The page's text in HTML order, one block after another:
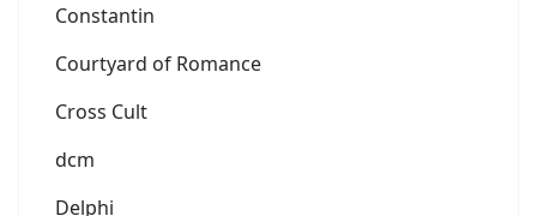
Constantin
Courtyard of Romance
Cross Cult
dcm
Delphi